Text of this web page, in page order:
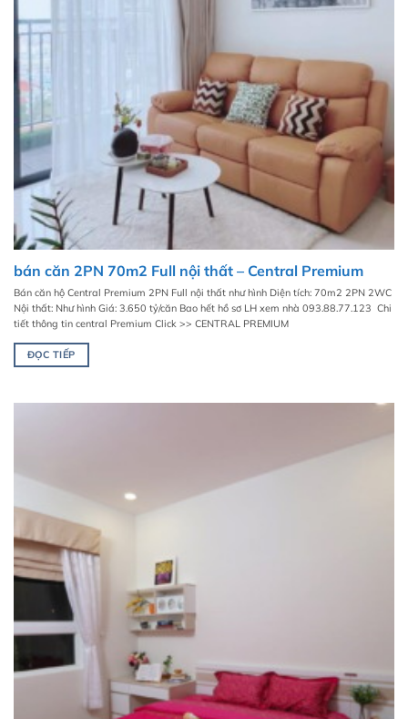
bán căn 2PN 70m2 Full nội thất – Central Premium
Bán căn hộ Central Premium 2PN Full nội thất như hình Diện tích: 70m2 2PN 2WC
Nội thất: Như hình Giá: 3.650 tỷ/căn Bao hết hồ sơ LH xem nhà 093.88.77.123 Chi
tiết thông tin central Premium Click >> CENTRAL PREMIUM
ĐỌC TIẾP